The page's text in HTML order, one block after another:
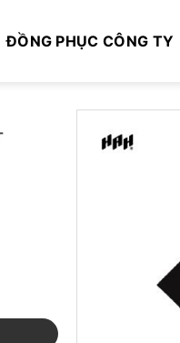
ĐỒNG PHỤC CÔNG TY